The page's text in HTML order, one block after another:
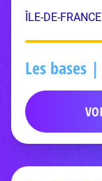
ÎLE-DE-
Les bases